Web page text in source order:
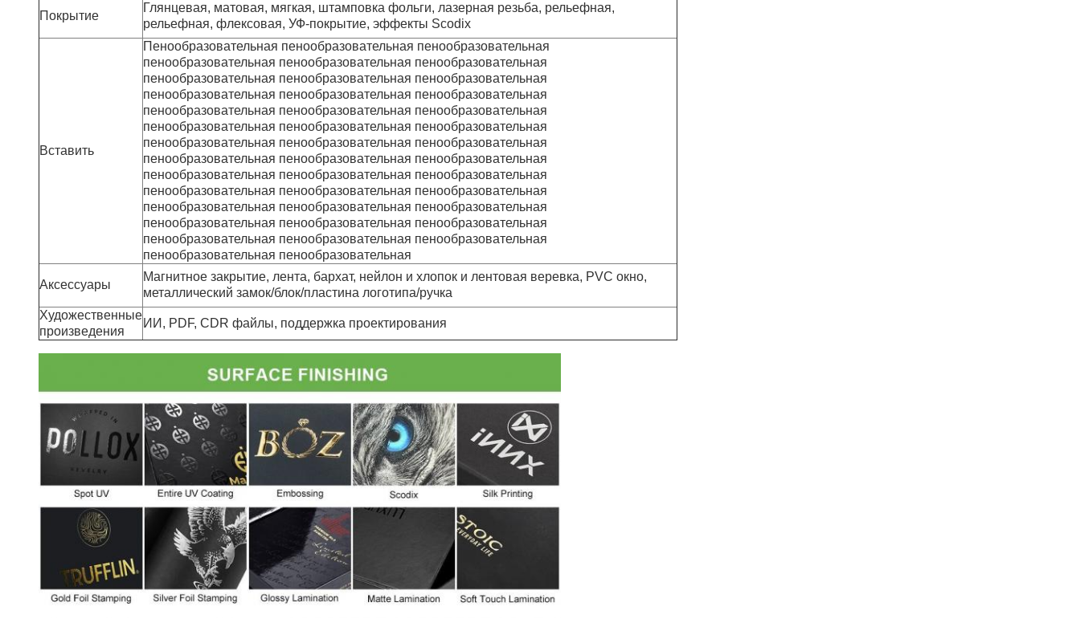
Покрытие
Глянцевая, матовая, мягкая, штамповка фольги, лазерная резьба, рельефная,
рельефная, флексовая, УФ-покрытие, эффекты Scodix
Вставить
Пенообразовательная пенообразовательная пенообразовательная
пенообразовательная пенообразовательная пенообразовательная
пенообразовательная пенообразовательная пенообразовательная
пенообразовательная пенообразовательная пенообразовательная
пенообразовательная пенообразовательная пенообразовательная
пенообразовательная пенообразовательная пенообразовательная
пенообразовательная пенообразовательная пенообразовательная
пенообразовательная пенообразовательная пенообразовательная
пенообразовательная пенообразовательная пенообразовательная
пенообразовательная пенообразовательная пенообразовательная
пенообразовательная пенообразовательная пенообразовательная
пенообразовательная пенообразовательная пенообразовательная
пенообразовательная пенообразовательная пенообразовательная
пенообразовательная пенообразовательная
Аксессуары
Магнитное закрытие, лента, бархат, нейлон и хлопок и лентовая веревка, PVC окно,
металлический замок/блок/пластина логотипа/ручка
Художественные
произведения
ИИ, PDF, CDR файлы, поддержка проектирования